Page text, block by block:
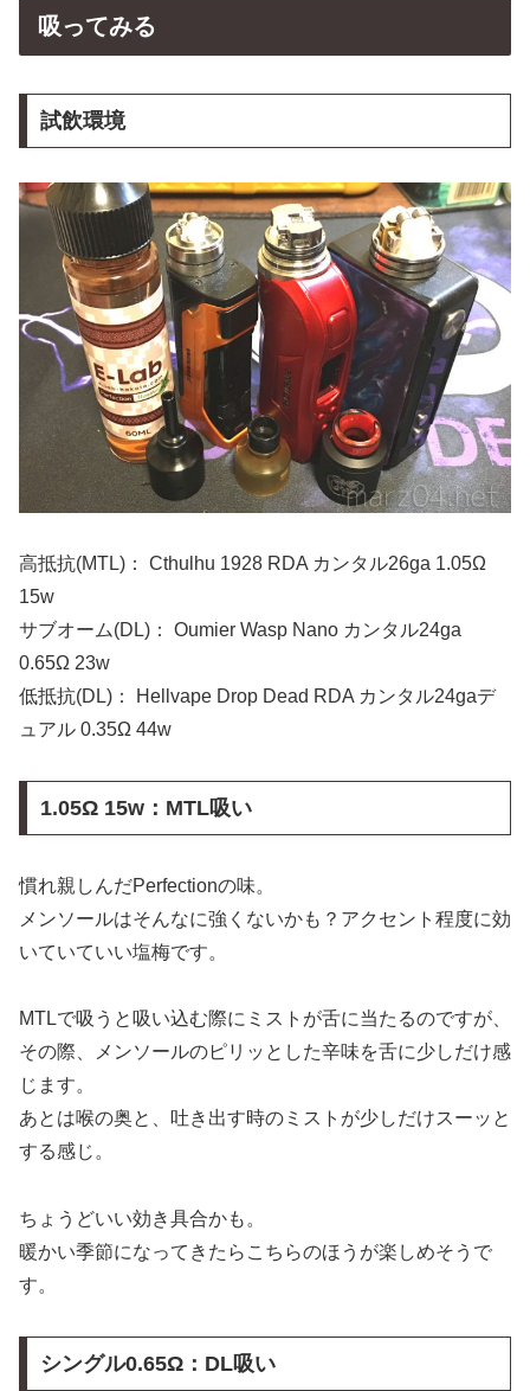
吸ってみる
試飲環境
高抵抗(MTL)： Cthulhu 1928 RDA カンタル26ga 1.05Ω
15w
サブオーム(DL)： Oumier Wasp Nano カンタル24ga
0.65Ω 23w
低抵抗(DL)： Hellvape Drop Dead RDA カンタル24gaデ
ュアル 0.35Ω 44w
1.05Ω 15w：MTL吸い
慣れ親しんだPerfectionの味。
メンソールはそんなに強くないかも？アクセント程度に効
いていていい塩梅です。
MTLで吸うと吸い込む際にミストが舌に当たるのですが、
その際、メンソールのピリッとした辛味を舌に少しだけ感
じます。
あとは喉の奥と、吐き出す時のミストが少しだけスーッと
する感じ。
ちょうどいい効き具合かも。
暖かい季節になってきたらこちらのほうが楽しめそうで
す。
シングル0.65Ω：DL吸い